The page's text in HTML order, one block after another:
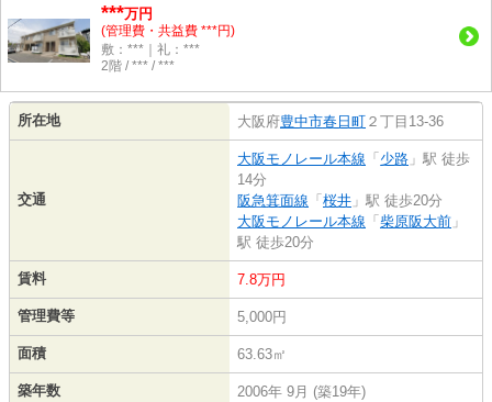
***万円
(管理費・共益費 ***円)
敷：***｜礼：***
2階 / *** / ***
所在地 大阪府豊中市春日町 ２丁目13-36
交通
大阪モノレール本線 「 少路 」駅 徒歩
14分
阪急箕面線 「 桜井 」駅 徒歩20分
大阪モノレール本線 「 柴原阪大前 」
駅 徒歩20分
賃料 7.8万円
管理費等 5,000円
面積 63.63㎡
築年数 2006年 9月 (築19年)